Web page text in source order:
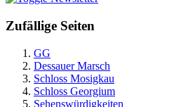
Zufällige Seiten
GG
Dessauer Marsch
Schloss Mosigkau
Schloss Georgium
Sehenswürdigkeiten